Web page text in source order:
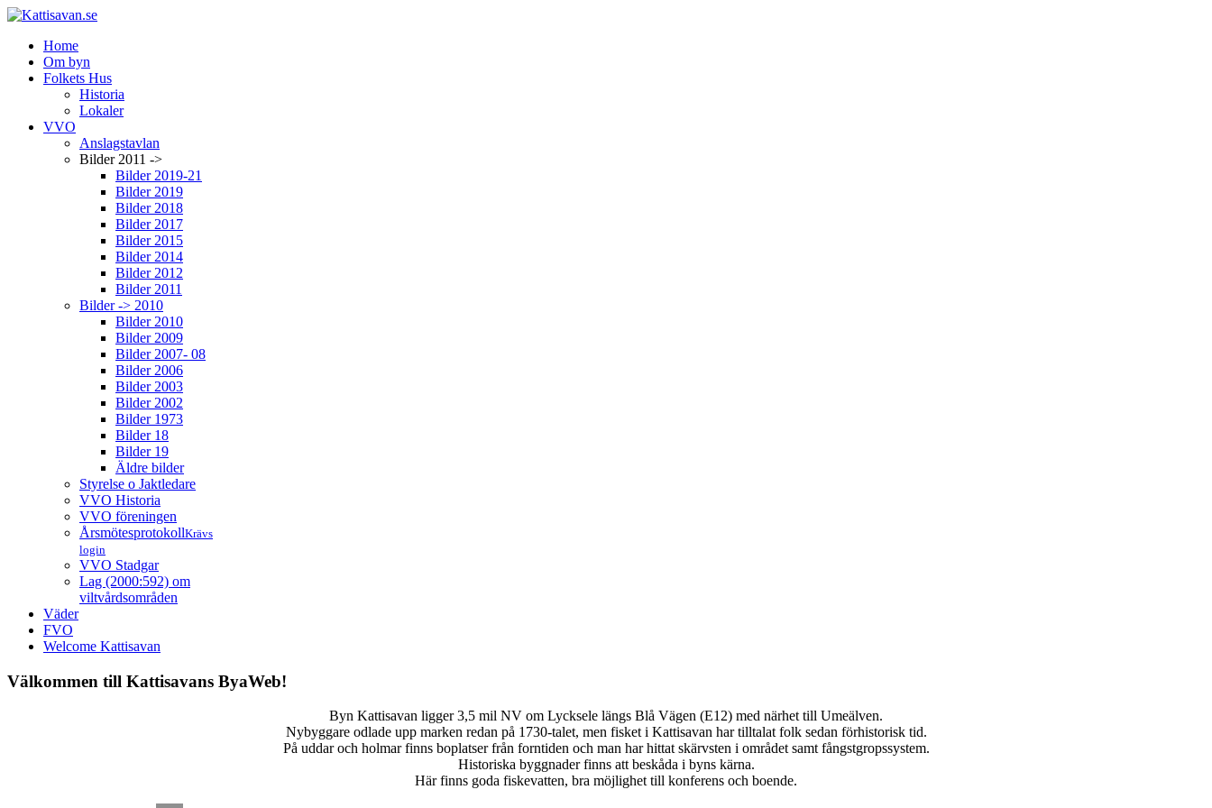
Home
Om byn
Folkets Hus
Historia
Lokaler
VVO
Anslagstavlan
Bilder 2011 ->
Bilder 2019-21
Bilder 2019
Bilder 2018
Bilder 2017
Bilder 2015
Bilder 2014
Bilder 2012
Bilder 2011
Bilder -> 2010
Bilder 2010
Bilder 2009
Bilder 2007- 08
Bilder 2006
Bilder 2003
Bilder 2002
Bilder 1973
Bilder 18
Bilder 19
Äldre bilder
Styrelse o Jaktledare
VVO Historia
VVO föreningen
ÅrsmötesprotokollKrävs
login
VVO Stadgar
Lag (2000:592) om
viltvårdsområden
Väder
FVO
Welcome Kattisavan
Välkommen till Kattisavans ByaWeb!
Byn Kattisavan ligger 3,5 mil NV om Lycksele längs Blå Vägen (E12) med närhet till Umeälven.
Nybyggare odlade upp marken redan på 1730-talet, men fisket i Kattisavan har tilltalat folk sedan förhistorisk tid.
På uddar och holmar finns boplatser från forntiden och man har hittat skärvsten i området samt fångstgropssystem.
Historiska byggnader finns att beskåda i byns kärna.
Här finns goda fiskevatten, bra möjlighet till konferens och boende.